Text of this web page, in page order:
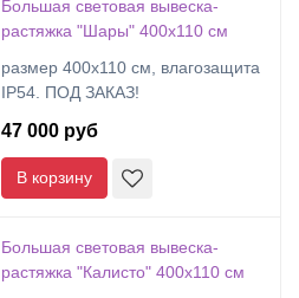
Большая световая вывеска-
растяжка "Шары" 400х110 см
размер 400х110 см, влагозащита
IP54. ПОД ЗАКАЗ!
47 000 руб
В корзину
Большая световая вывеска-
растяжка "Калисто" 400х110 см